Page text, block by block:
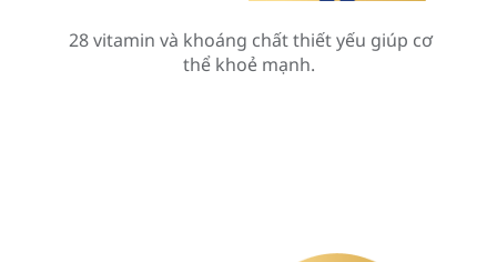
28 vitamin và khoáng chất thiết yếu giúp cơ
thể khoẻ mạnh.